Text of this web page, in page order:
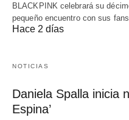
BLACKPINK celebrará su
pequeño encuentro con sus
Hace 2 días
NOTICIAS
Daniela Spalla inicia
Espina’